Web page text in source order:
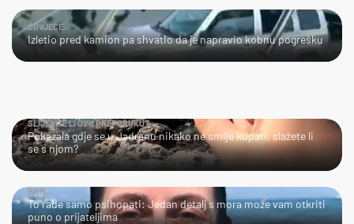
ČOVJEČE...
Izletio pred kamion pa shvatio da je napravio kobnu pogrešku
SLIJEDITE LI OVU PREPORUKU?
Pokazala gdje se u Jadranu nikako ne smije kupati, slažete li
se s njom?
HMM…
To rade samo psihopati: Jedan detalj s mora može vam otkriti
puno o prijateljima